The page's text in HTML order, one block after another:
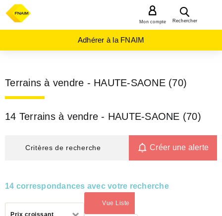
Rechercher
Mon compte
Adhérer à la FNAIM
Terrains à vendre - HAUTE-SAONE (70)
14 Terrains à vendre - HAUTE-SAONE (70)
Critères de recherche Créer une alerte
14 correspondances avec votre recherche
Prix croissant
Vue Liste
(activé)